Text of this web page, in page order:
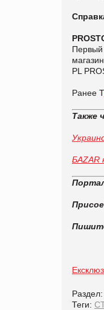
PL
Ранее T
Также
БАZАR
Раздел:
Теги: